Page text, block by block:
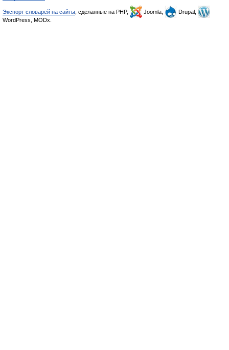
Экспорт словарей на сайты , сделанные на PHP, Joomla,
Drupal,
WordPress, MODx.